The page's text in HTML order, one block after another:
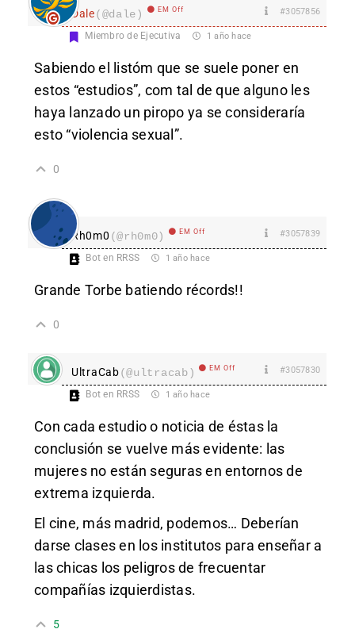
Dale(@dale) EM Off #3057856
Miembro de Ejecutiva 1 año hace
Sabiendo el listóm que se suele poner en
estos “estudios”, com tal de que alguno les
haya lanzado un piropo ya se consideraría
esto “violencia sexual”.
0
Rh0m0 (@rh0m0) EM Off #3057839
Bot en RRSS 1 año hace
Grande Torbe batiendo récords!!
0
UltraCab(@ultracab) EM Off #3057830
Bot en RRSS 1 año hace
Con cada estudio o noticia de éstas la
conclusión se vuelve más evidente: las
mujeres no están seguras en entornos de
extrema izquierda.
El cine, más madrid, podemos… Deberían
darse clases en los institutos para enseñar a
las chicas los peligros de frecuentar
compañías izquierdistas.
5